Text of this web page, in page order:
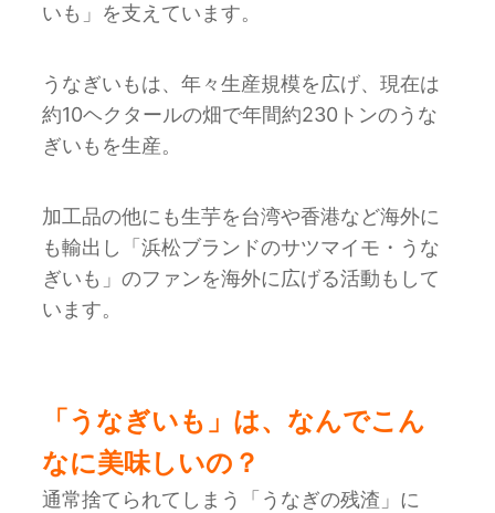
いも」を支えています。
うなぎいもは、年々生産規模を広げ、現在は
約10ヘクタールの畑で年間約230トンのうな
ぎいもを生産。
加工品の他にも生芋を台湾や香港など海外に
も輸出し「浜松ブランドのサツマイモ・うな
ぎいも」のファンを海外に広げる活動もして
います。
「うなぎいも」は、なんでこん
なに美味しいの？
通常捨てられてしまう「うなぎの残渣」に